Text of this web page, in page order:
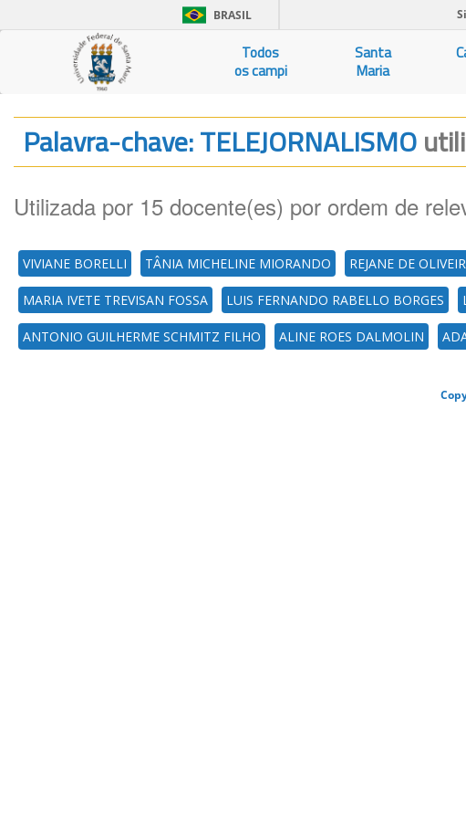
BRASIL
Todos
os campi
Santa
Maria
Palavra-chave: TELEJORNALISMO
Utilizada por 15 docente(es) por ordem de
VIVIANE BORELLI TÂNIA MICHELINE MIORANDO REJANE DE
MARIA IVETE TREVISAN FOSSA LUIS FERNANDO RABELLO BORGES
ANTONIO GUILHERME SCHMITZ FILHO ALINE ROES DALMOLIN